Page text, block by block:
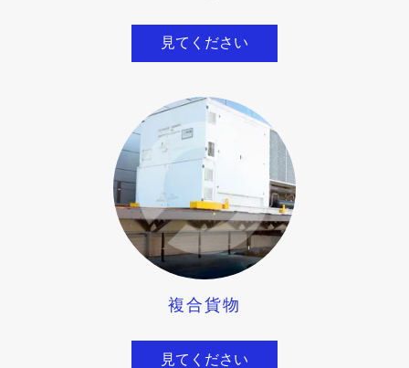
見てください
複合貨物
見てください